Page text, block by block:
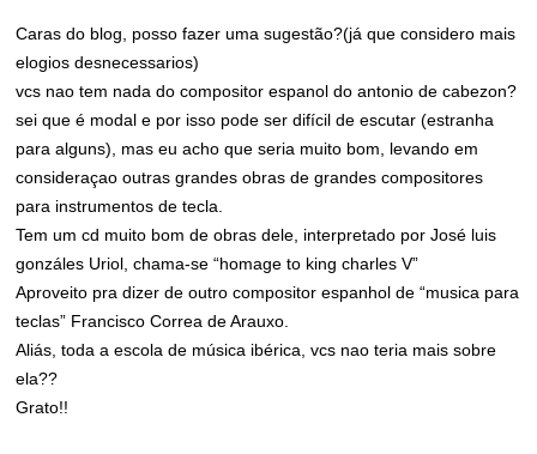
Caras do blog, posso fazer uma sugestão?(já que considero mais
elogios desnecessarios)
vcs nao tem nada do compositor espanol do antonio de cabezon?
sei que é modal e por isso pode ser difícil de escutar (estranha
para alguns), mas eu acho que seria muito bom, levando em
consideraçao outras grandes obras de grandes compositores
para instrumentos de tecla.
Tem um cd muito bom de obras dele, interpretado por José luis
gonzáles Uriol, chama-se “homage to king charles V”
Aproveito pra dizer de outro compositor espanhol de “musica para
teclas” Francisco Correa de Arauxo.
Aliás, toda a escola de música ibérica, vcs nao teria mais sobre
ela??
Grato!!